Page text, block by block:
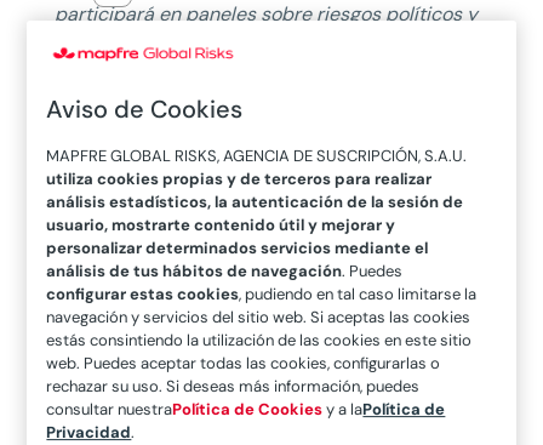
participará en paneles sobre riesgos políticos y
programas de cautivas. La empresa es líder en
seguros y mercados financieros del mundo,
participa en una edición más deExpo ABGR, el
mayor congreso de Grandes Riesgos de Brasil.
evento, que llegará a su decimoquinta edición
en 2023, se celebrará los días 10 y 11 de octubre
en el Centro de Eventos WTC, en São Paulo. La
edición de este año tiene como objetivoreunir a
los principales actores y tomadores de
decisiones del sector,
proporcionando
Aviso de Cookies
MAPFRE GLOBAL RISKS, AGENCIA DE SUSCRIPCIÓN, S.A.U.
utiliza cookies propias y de terceros para realizar
análisis estadísticos, la autenticación de la sesión de
usuario, mostrarte contenido útil y mejorar y
personalizar determinados servicios mediante el
análisis de tus hábitos de navegación. Puedes
configurar estas cookies, pudiendo en tal caso limitarse la
navegación y servicios del sitio web. Si aceptas las cookies
estás consintiendo la utilización de las cookies en este sitio
web. Puedes aceptar todas las cookies, configurarlas o
rechazar su uso. Si deseas más información, puedes
consultar nuestraPolítica de Cookiesy a laPolítica de
Privacidad.